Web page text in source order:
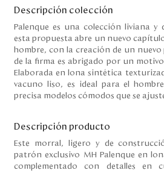
Servicio al cliente
Nuestras Tiendas
Costa Rica
Panamá
USA
Venezuela
Descripción colección
Palenque es una colección liviana
esta propuesta abre un nuevo
hombre, con la creación de un
de la firma es abrigado por un
Elaborada en lona sintética
vacuno liso, es ideal para el
precisa modelos cómodos que se
Descripción producto
Este morral, ligero y de
patrón exclusivo MH Palenque en
complementado con detalles en